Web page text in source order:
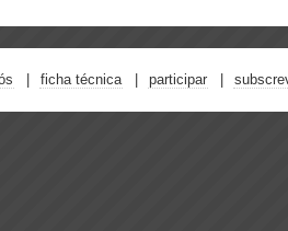
ficha técnica participar